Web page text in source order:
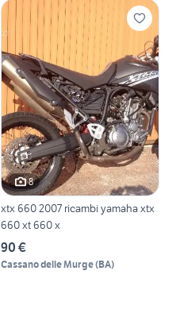
8
xtx 660 2007 ricambi yamaha xtx
660 xt 660 x
90 €
Cassano delle Murge(BA)